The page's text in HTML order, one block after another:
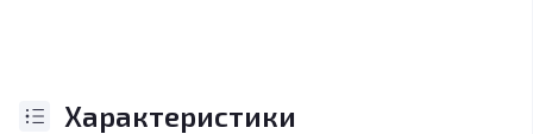
Характеристики